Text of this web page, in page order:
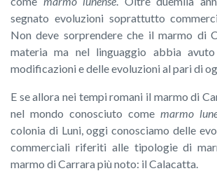
segnato evoluzioni soprattutto
Non deve sorprendere che il marmo di
materia ma nel linguaggio abbia
modificazioni e delle evoluzioni al pari di
E se allora nei tempi romani il marmo di
nel mondo conosciuto come marmo
colonia di Luni, oggi conosciamo delle
commerciali riferiti alle tipologie di
marmo di Carrara più noto: il Calacatta.